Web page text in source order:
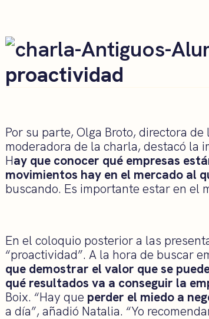
proactividad
Por su parte, Olga Broto, directora
moderadora de la charla, destacó la
Hay que conocer qué empresas
movimientos hay en el mercado al
buscando. Es importante estar en el
En el coloquio posterior a las
“proactividad”. A la hora de buscar
que demostrar el valor que se
qué resultados va a conseguir la
Boix. “Hay que perder el miedo a
a día”, añadió Natalia. “Yo